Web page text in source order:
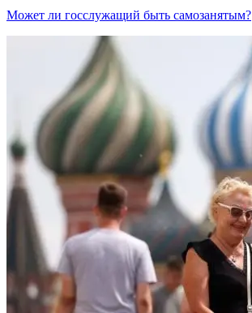
Может ли госслужащий быть самозанятым?